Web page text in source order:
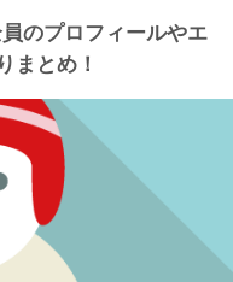
のプロフィールやエ
まとめ！